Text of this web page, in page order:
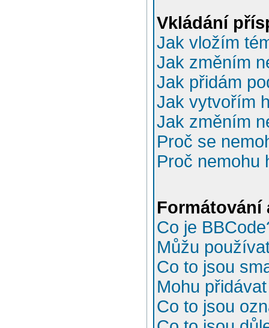
Vkládání
Jak vložím
Jak změním
Jak přidám
Jak vytvořím
Jak změním
Proč se
Proč nemohu
Formátování
Co je
Můžu
Co to jsou
Mohu
Co to jsou